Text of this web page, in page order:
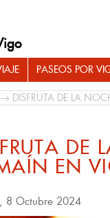
PASEOS POR
→ DISFRUTA DE LA
DE
EN
8 Octubre 2024